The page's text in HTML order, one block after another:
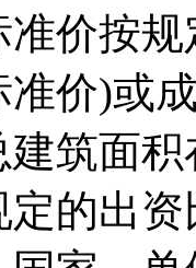
价按
价)或
面积
的出